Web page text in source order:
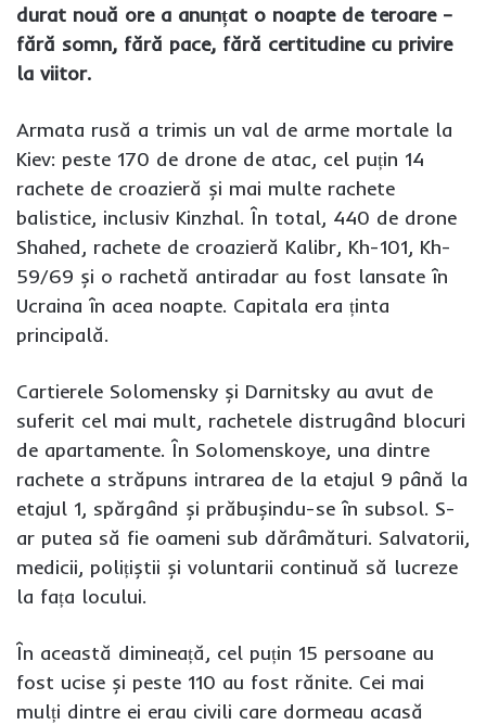
durat nouă ore a anunțat o noapte de teroare –
fără somn, fără pace, fără certitudine cu privire
la viitor.
Armata rusă a trimis un val de arme mortale la
Kiev: peste 170 de drone de atac, cel puțin 14
rachete de croazieră și mai multe rachete
balistice, inclusiv Kinzhal. În total, 440 de drone
Shahed, rachete de croazieră Kalibr, Kh-101, Kh-
59/69 și o rachetă antiradar au fost lansate în
Ucraina în acea noapte. Capitala era ținta
principală.
Cartierele Solomensky și Darnitsky au avut de
suferit cel mai mult, rachetele distrugând blocuri
de apartamente. În Solomenskoye, una dintre
rachete a străpuns intrarea de la etajul 9 până la
etajul 1, spărgând și prăbușindu-se în subsol. S-
ar putea să fie oameni sub dărâmături. Salvatorii,
medicii, polițiștii și voluntarii continuă să lucreze
la fața locului.
În această dimineață, cel puțin 15 persoane au
fost ucise și peste 110 au fost rănite. Cei mai
mulți dintre ei erau civili care dormeau acasă